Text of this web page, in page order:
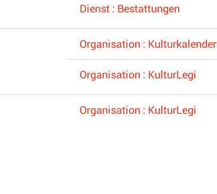
Dienst : Bestattungen
Organisation : Kulturkalender
Organisation : KulturLegi
Organisation : KulturLegi